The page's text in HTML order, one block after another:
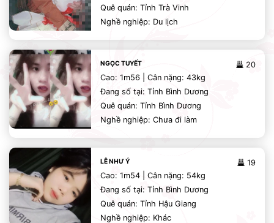
Quê quán: Tỉnh Trà Vinh
Nghề nghiệp: Du lịch
20
NGỌC TUYẾT
Cao: 1m56 | Cân nặng: 43kg
Đang số tại: Tỉnh Bình Dương
Quê quán: Tỉnh Bình Dương
Nghề nghiệp: Chưa đi làm
19
LÊ NHƯ Ý
Cao: 1m54 | Cân nặng: 54kg
Đang số tại: Tỉnh Bình Dương
Quê quán: Tỉnh Hậu Giang
Nghề nghiệp: Khác